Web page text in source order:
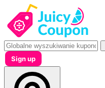
Sign up